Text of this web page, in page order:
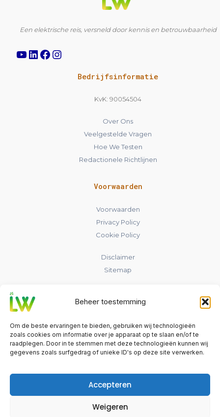
Beheer toestemming
Om de beste ervaringen te bieden, gebruiken wij technologieën
zoals cookies om informatie over je apparaat op te slaan en/of te
raadplegen. Door in te stemmen met deze technologieën kunnen wij
gegevens zoals surfgedrag of unieke ID's op deze site verwerken.
Accepteren
Weigeren
Een elektrische reis, versneld door kennis en betrouwbaarheid
Bedrijfsinformatie
KvK: 90054504
Over Ons
Veelgestelde Vragen
Hoe We Testen
Redactionele Richtlijnen
Voorwaarden
Voorwaarden
Privacy Policy
Cookie Policy
Disclaimer
Sitemap
Nederland
info@laadpaalwijs.nl